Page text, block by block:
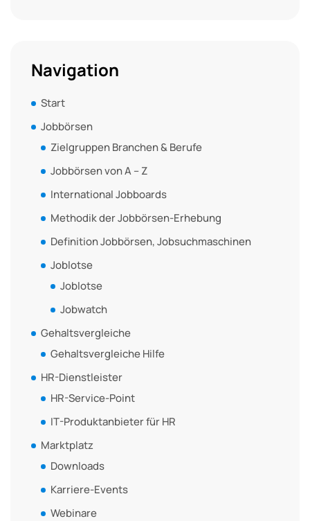
Navigation
Start
Jobbörsen
Zielgruppen Branchen & Berufe
Jobbörsen von A – Z
International Jobboards
Methodik der Jobbörsen-Erhebung
Definition Jobbörsen, Jobsuchmaschinen
Joblotse
Joblotse
Jobwatch
Gehaltsvergleiche
Gehaltsvergleiche Hilfe
HR-Dienstleister
HR-Service-Point
IT-Produktanbieter für HR
Marktplatz
Downloads
Karriere-Events
Webinare